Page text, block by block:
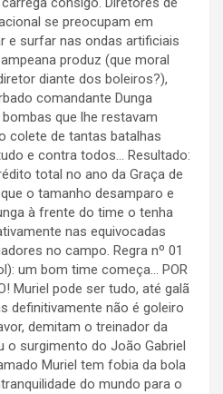
se preocupam em
e surfar nas ondas artificiais
produz (que moral
diante dos boleiros?),
comandante Dunga
que lhe restavam
colete de tantas batalhas
e contra todos… Resultado:
total no ano da Graça de
o tamanho desamparo e
à frente do time o tenha
nas equivocadas
no campo. Regra nº 01
um bom time começa… POR
Muriel pode ser tudo, até galã
definitivamente não é goleiro
demitam o treinador da
o surgimento do João Gabriel
Muriel tem fobia da bola
do mundo para o